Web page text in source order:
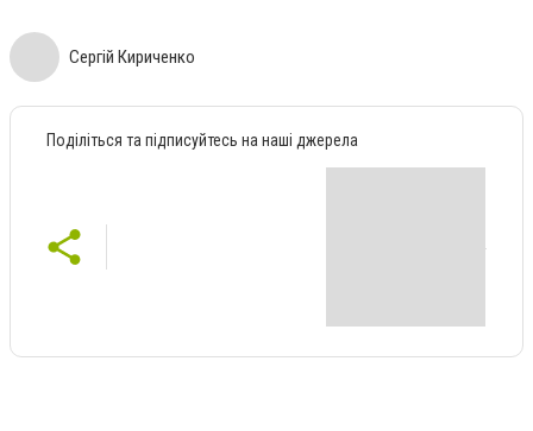
Сергій Кириченко
Поділіться та підписуйтесь на наші джерела